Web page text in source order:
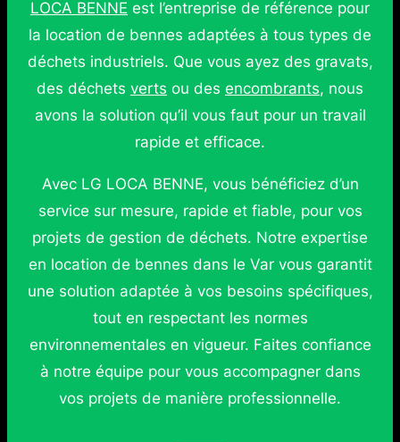
LOCA BENNE est l’entreprise de référence pour
la location de bennes adaptées à tous types de
déchets industriels. Que vous ayez des gravats,
des déchets verts ou des encombrants, nous
avons la solution qu’il vous faut pour un travail
rapide et efficace.
Avec LG LOCA BENNE, vous bénéficiez d’un
service sur mesure, rapide et fiable, pour vos
projets de gestion de déchets. Notre expertise
en location de bennes dans le Var vous garantit
une solution adaptée à vos besoins spécifiques,
tout en respectant les normes
environnementales en vigueur. Faites confiance
à notre équipe pour vous accompagner dans
vos projets de manière professionnelle.